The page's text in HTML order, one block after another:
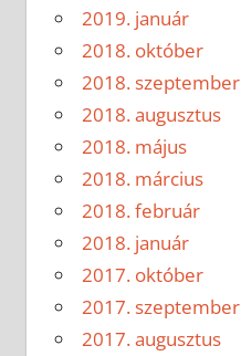
2019. január
2018. október
2018. szeptember
2018. augusztus
2018. május
2018. március
2018. február
2018. január
2017. október
2017. szeptember
2017. augusztus